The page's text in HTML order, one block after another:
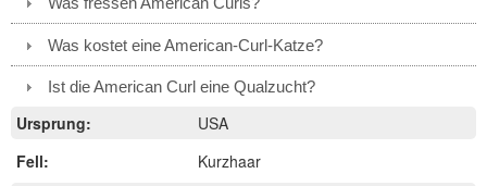
Was kostet eine American-Curl-Katze?
Ist die American Curl eine Qualzucht?
Ursprung:
USA
Fell:
Kurzhaar